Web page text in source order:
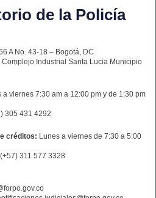
de la Policía
A No. 43-18 – Bogotá, DC
Complejo Industrial Santa Lucia Municipio
a viernes 7:30 am a 12:00 pm y de 1:30 pm
305 431 4292
créditos: Lunes a viernes de 7:30 a 5:00
(+57) 311 577 3328